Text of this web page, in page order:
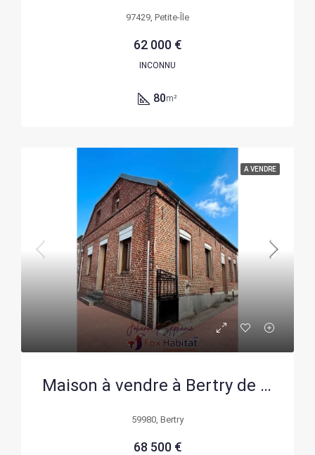
97429, Petite-Île
62 000 €
INCONNU
80m²
A VENDRE
Maison à vendre à Bertry de 122 m² avec potentiel et petit terrain
59980, Bertry
68 500 €